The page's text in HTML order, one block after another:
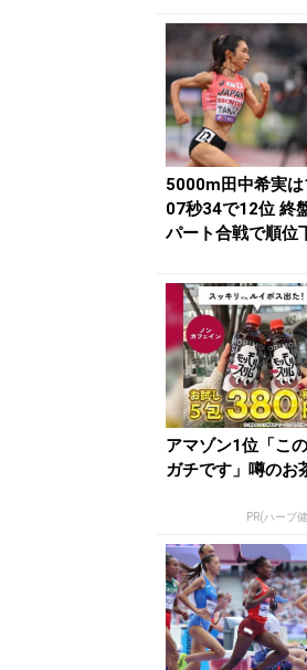
5000m田中希実
07秒34で12位 終
パート合戦で順位
アマゾン1位「こ
ガチです」噂のお
PR(ハーブ